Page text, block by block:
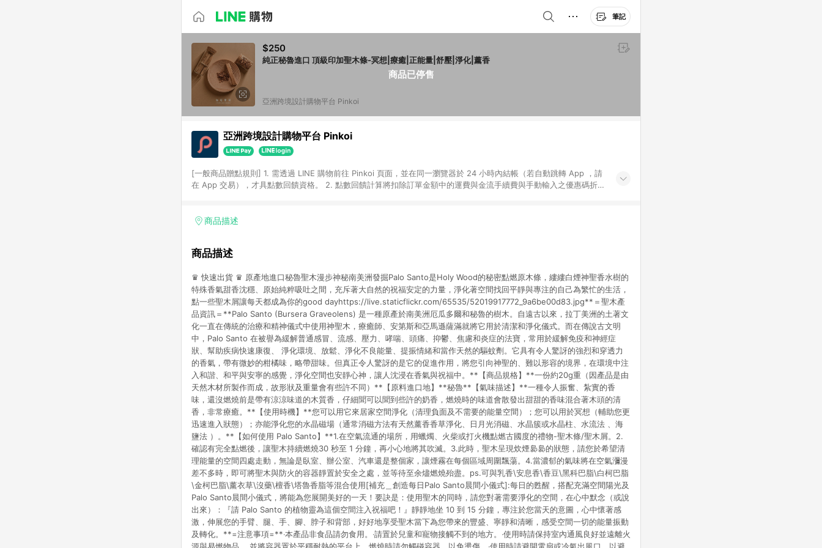
筆記
商品已停售
$250
純正秘魯進口 頂級印加聖木條-冥想|療癒|正能量|舒壓|淨化|薰香
亞洲跨境設計購物平台 Pinkoi
亞洲跨境設計購物平台 Pinkoi
[一般商品贈點規則] 1. 需透過 LINE 購物前往 Pinkoi 頁面，並在同一瀏覽器於 24 小時內結帳（若自動跳轉 App ，請
在 App 交易），才具點數回饋資格。 2. 點數回饋計算將扣除訂單金額中的運費與金流手續費與手動輸入之優惠碼折
格，部分退款不在此限。 6. APP 請更新至Android v4.6.0 / iOS v4.1.5 以上才具贈點資格。 7. 點數將於出貨後 45 天
使用規則請以點數紅包活動說明為準。 11. 若於 LINE 購物前往 Pinkoi 頁面後才首次下載 Pinkoi APP 並完成訂單，不
商品描述
商品描述
♛ 快速出貨 ♛ 原產地進口秘魯聖木漫步神秘南美洲發掘Palo Santo是Holy Wood的秘密點燃原木條，縷縷白煙神聖香水樹的
特殊香氣甜香沈穩、原始純粹吸吐之間，充斥著大自然的祝福安定的力量，淨化著空間找回平靜與專注的自己為繁忙的生活，
點一些聖木屑讓每天都成為你的good dayhttps://live.staticflickr.com/65535/52019917772_9a6be00d83.jpg**＝聖木產
品資訊＝**Palo Santo (Bursera Graveolens) 是一種原產於南美洲厄瓜多爾和秘魯的樹木。自遠古以來，拉丁美洲的土著文
化一直在傳統的治療和精神儀式中使用神聖木，療癒師、安第斯和亞馬遜薩滿就將它用於清潔和淨化儀式。而在傳說古文明
中，Palo Santo 在被譽為緩解普通感冒、流感、壓力、哮喘、頭痛、抑鬱、焦慮和炎症的法寶，常用於緩解免疫和神經症
狀、幫助疾病快速康復、 淨化環境、放鬆、淨化不良能量、提振情緒和當作天然的驅蚊劑。它具有令人驚訝的強烈和穿透力
的香氣，帶有微妙的柑橘味，略帶甜味。但真正令人驚訝的是它的促進作用，將您引向神聖的、難以形容的境界，在環境中注
入和諧、和平與安寧的感覺，淨化空間也安靜心神，讓人沈浸在香氣與祝福中。**【商品規格】**一份約20g重（因產品是由
天然木材所製作而成，故形狀及重量會有些許不同）**【原料進口地】**秘魯**【氣味描述】**一種令人振奮、紮實的香
味，還沒燃燒前是帶有涼涼味道的木質香，仔細聞可以聞到些許的奶香，燃燒時的味道會散發出甜甜的香味混合著木頭的清
香，非常療癒。**【使用時機】**您可以用它來居家空間淨化（清理負面及不需要的能量空間）；您可以用於冥想（輔助您更
迅速進入狀態）；亦能淨化您的水晶磁場（通常消磁方法有天然薰香香草淨化、日月光消磁、水晶簇或水晶柱、水流法 、海
鹽法 ）。**【如何使用 Palo Santo】**1.在空氣流通的場所，用蠟燭、火柴或打火機點燃古國度的禮物-聖木條/聖木屑。2.
確認有完全點燃後，讓聖木持續燃燒30 秒至 1 分鐘，再小心地將其吹滅。3.此時，聖木呈現炊煙裊裊的狀態，請您於希望清
理能量的空間四處走動，無論是臥室、辦公室、汽車還是整個家，讓煙霧在每個區域周圍飄蕩。4.當濃郁的氣味將在空氣瀰漫
差不多時，即可將聖木與防火的容器靜置於安全之處，並等待至余燼燃燒殆盡。ps.可與乳香\安息香\香豆\黑科巴脂\白柯巴脂
\金柯巴脂\薰衣草\沒藥\檀香\塔魯香脂等混合使用[補充＿創造每日Palo Santo晨間小儀式]:每日的甦醒，搭配充滿空間陽光及
Palo Santo晨間小儀式，將能為您展開美好的一天！要訣是：使用聖木的同時，請您對著需要淨化的空間，在心中默念（或說
出來）：『請 Palo Santo 的植物靈為這個空間注入祝福吧！』靜靜地坐 10 到 15 分鐘，專注於您當天的意圖，心中懷著感
激，伸展您的手臂、腿、手、腳、脖子和背部，好好地享受聖木當下為您帶來的豐盛、寧靜和清晰，感受空間一切的能量振動
及轉化。**=注意事項=**‧本產品非食品請勿食用。‧請置於兒童和寵物接觸不到的地方。‧使用時請保持室內通風良好並遠離火